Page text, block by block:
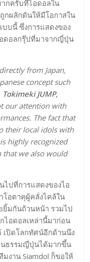
ากครับที่ไอดอลใน
กผลักดันให้มีโอกาสใน
บบนี้ ซึ่งการแสดงของ
ดอลกรุ๊ปที่มาจากญี่ปุ่น
from Japan,
concept such
Tokimeki JUMP,
our attention with
The fact that
their local idols with
highly recognized
that we also would
ไปที่การแสดงของไอ
โอตาคุผู้คลั่งไคล้ใน
มกันถ้วนหน้า รวมไป
ไอดอลเหล่านี้มาก่อน
เปิดโลกทัศน์อีกด้านนึง
นธรรมญี่ปุ่นได้มากขึ้น
งาน Siamdol ก็ขอให้